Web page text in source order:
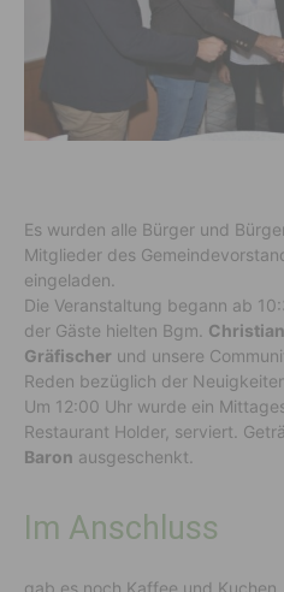
Es wurden alle Bürger und
Mitglieder des
eingeladen.
Die Veranstaltung begann ab
der Gäste hielten Bgm.
Gräfischer und unsere
Reden bezüglich der
Um 12:00 Uhr wurde ein
Restaurant Holder, serviert.
Baron ausgeschenkt.
Im Anschluss
gab es noch Kaffee und